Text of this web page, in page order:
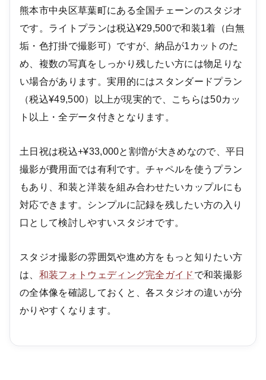
熊本市中央区草葉町にある全国チェーンのスタジオ
です。ライトプランは税込¥29,500で和装1着（白無
垢・色打掛で撮影可）ですが、納品が1カットのた
め、複数の写真をしっかり残したい方には物足りな
い場合があります。実用的にはスタンダードプラン
（税込¥49,500）以上が現実的で、こちらは50カッ
ト以上・全データ付きとなります。
土日祝は税込+¥33,000と割増が大きめなので、平日
撮影が費用面では有利です。チャペルを使うプラン
もあり、和装と洋装を組み合わせたいカップルにも
対応できます。シンプルに記録を残したい方の入り
口として検討しやすいスタジオです。
スタジオ撮影の雰囲気や進め方をもっと知りたい方
は、 和装フォトウェディング完全ガイド で和装撮影
の全体像を確認しておくと、各スタジオの違いが分
かりやすくなります。